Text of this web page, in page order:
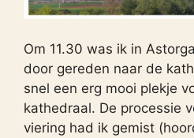
Om 11.30 was ik in
door gereden naar de
snel een erg mooi plekje
kathedraal. De processie
viering had ik gemist